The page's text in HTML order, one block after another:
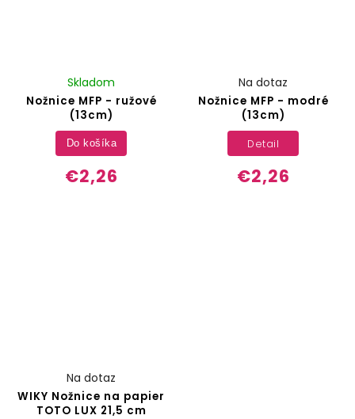
Nožnice MFP - ružové
(13cm)
Skladom
€2,26
Do košíka
Nožnice MFP - modré
(13cm)
Na dotaz
€2,26
Detail
WIKY Nožnice na papier
TOTO LUX 21,5 cm
Na dotaz